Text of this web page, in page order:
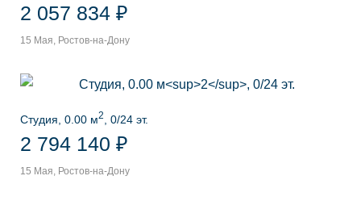
2 057 834 ₽
15 Мая, Ростов-на-Дону
Студия, 0.00 м2 , 0/24 эт.
2 794 140 ₽
15 Мая, Ростов-на-Дону